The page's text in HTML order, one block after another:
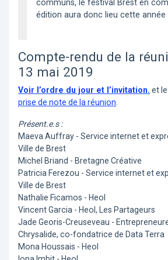
communs, le festival Brest en
édition aura donc lieu cette année
Compte-rendu de la
13 mai 2019
Voir l’ordre du jour et l’invitation. et
prise de note de la réunion
Présent.e.s :
Maeva Auffray - Service internet et
Ville de Brest
Michel Briand - Bretagne Créative
Patricia Ferezou - Service internet et
Ville de Brest
Nathalie Ficamos - Heol
Vincent Garcia - Heol, Les Partageurs
Jade Georis-Creuseveau -
Chrysalide, co-fondatrice de Data Terra
Mona Houssais - Heol